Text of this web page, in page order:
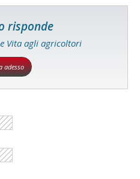
risponde
Vita agli agricoltori
adesso